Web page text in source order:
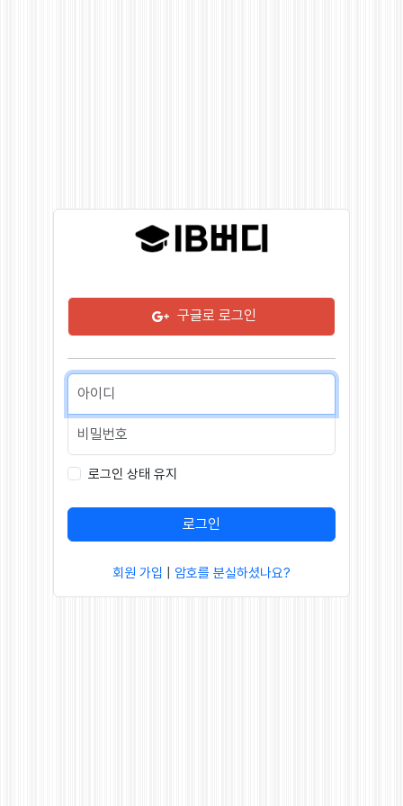
구글로 로그인
로그인 상태 유지
로그인
회원 가입 암호를 분실하셨나요?